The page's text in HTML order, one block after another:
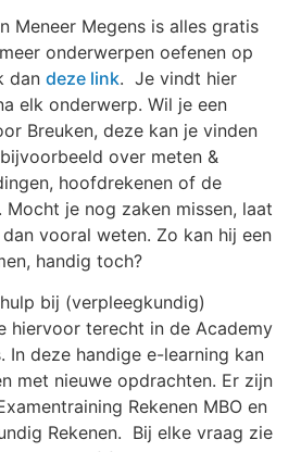
Meneer Megens is alles gratis
onderwerpen oefenen op
dan deze link. Je vindt hier
elk onderwerp. Wil je een
Breuken, deze kan je vinden
over meten &
hoofdrekenen of de
Mocht je nog zaken missen, laat
vooral weten. Zo kan hij een
handig toch?
bij (verpleegkundig)
hiervoor terecht in de Academy
In deze handige e-learning kan
met nieuwe opdrachten. Er zijn
Rekenen MBO en
Rekenen. Bij elke vraag zie